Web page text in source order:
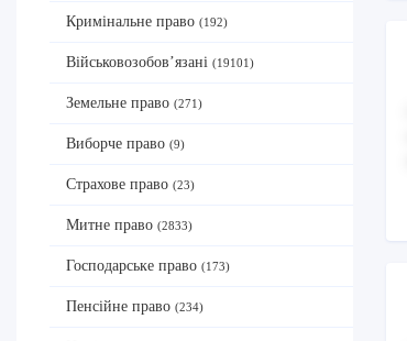
Кримінальне право (192)
Військовозобов’язані (19101)
Земельне право (271)
Виборче право (9)
Страхове право (23)
Митне право (2833)
Господарське право (173)
Пенсійне право (234)